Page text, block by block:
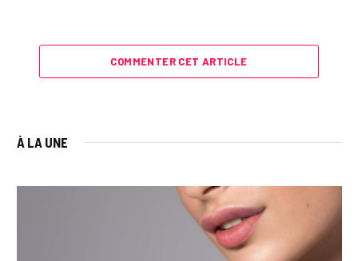
COMMENTER CET ARTICLE
À LA UNE